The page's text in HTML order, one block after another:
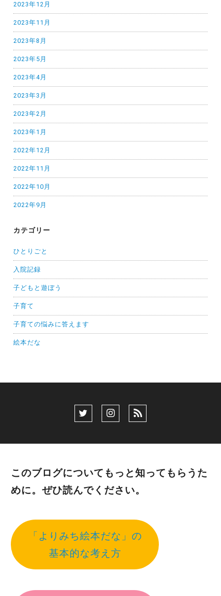
2023年12月
2023年11月
2023年8月
2023年5月
2023年4月
2023年3月
2023年2月
2023年1月
2022年12月
2022年11月
2022年10月
2022年9月
カテゴリー
ひとりごと
入院記録
子どもと遊ぼう
子育て
子育ての悩みに答えます
絵本だな
このブログについてもっと知ってもらうた
めに。ぜひ読んでください。
「よりみち絵本だな」の
基本的な考え方